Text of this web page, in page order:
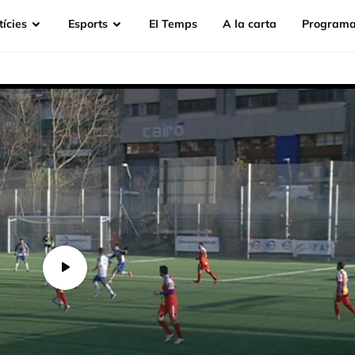
Esports EI Temps A la carta